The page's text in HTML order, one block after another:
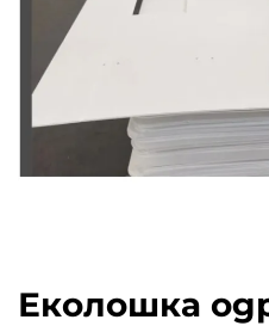
Еколошка